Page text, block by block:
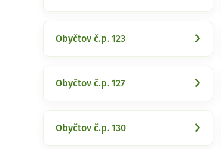
Obyčtov č.p. 123
Obyčtov č.p. 127
Obyčtov č.p. 130